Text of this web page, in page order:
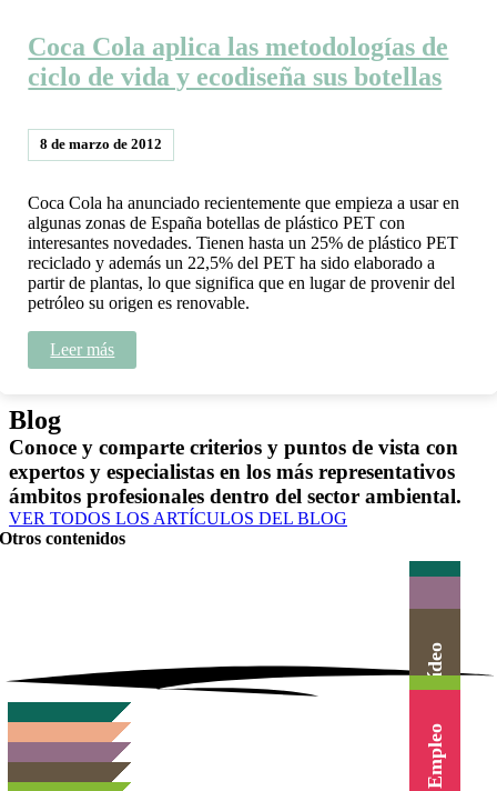
Coca Cola aplica las metodologías de
ciclo de vida y ecodiseña sus botellas
8 de marzo de 2012
Coca Cola ha anunciado recientemente que empieza a usar en
algunas zonas de España botellas de plástico PET con
interesantes novedades. Tienen hasta un 25% de plástico PET
reciclado y además un 22,5% del PET ha sido elaborado a
partir de plantas, lo que significa que en lugar de provenir del
petróleo su origen es renovable.
Leer más
Blog
Conoce y comparte criterios y puntos de vista con
expertos y especialistas en los más representativos
ámbitos profesionales dentro del sector ambiental.
VER TODOS LOS ARTÍCULOS DEL BLOG
Otros contenidos
Actualidad
Agenda
Herramientas
Canal Vídeo
Cursos
Empleo